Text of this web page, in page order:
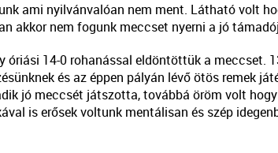
ami nyilvánvalóan nem ment. Látható volt
akkor nem fogunk meccset nyerni a jó
óriási 14-0 rohanással eldöntöttük a meccset.
és az éppen pályán lévő ötös remek
jó meccsét játszotta, továbbá öröm volt
is erősek voltunk mentálisan és szép